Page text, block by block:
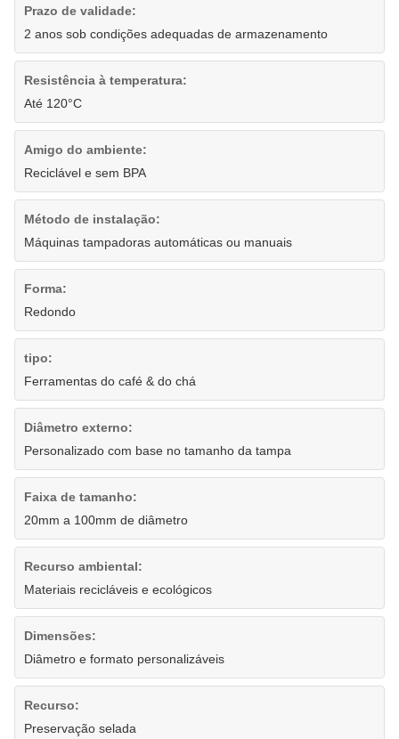
Prazo de validade:
2 anos sob condições adequadas de armazenamento
Resistência à temperatura:
Até 120°C
Amigo do ambiente:
Reciclável e sem BPA
Método de instalação:
Máquinas tampadoras automáticas ou manuais
Forma:
Redondo
tipo:
Ferramentas do café & do chá
Diâmetro externo:
Personalizado com base no tamanho da tampa
Faixa de tamanho:
20mm a 100mm de diâmetro
Recurso ambiental:
Materiais recicláveis ​​e ecológicos
Dimensões:
Diâmetro e formato personalizáveis
Recurso:
Preservação selada